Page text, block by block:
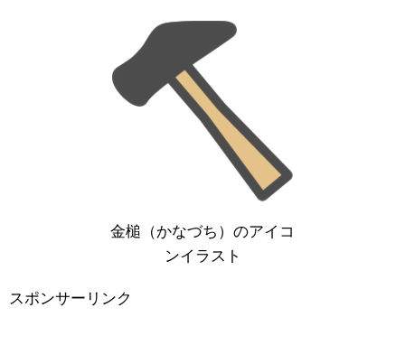
金槌（かなづち）のアイコ
ンイラスト
スポンサーリンク